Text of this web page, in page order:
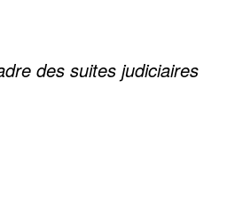
des suites judiciaires